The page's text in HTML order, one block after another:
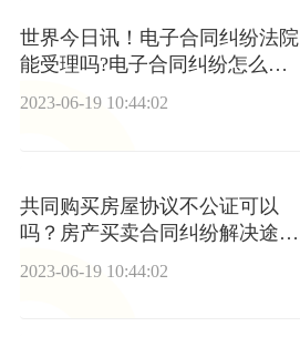
世界今日讯！电子合同纠纷法院
能受理吗?电子合同纠纷怎么解
决?
2023-06-19 10:44:02
共同购买房屋协议不公证可以
吗？房产买卖合同纠纷解决途径
2023-06-19 10:44:02